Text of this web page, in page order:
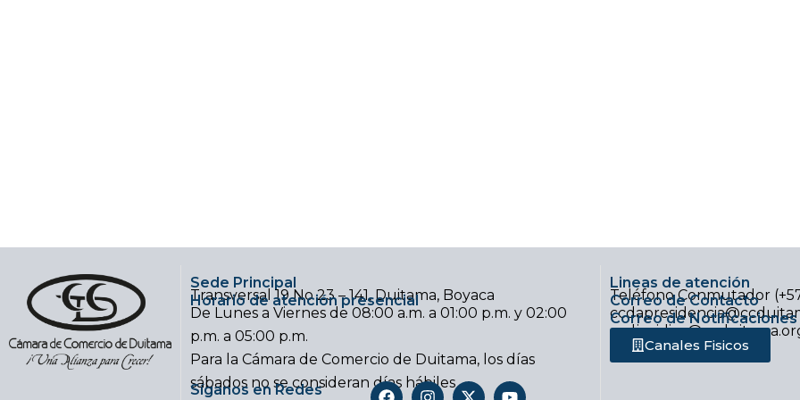
Sede Principal
Transversal 19 No 23 – 141, Duitama, Boyaca
Horario de atención presencial
De Lunes a Viernes de 08:00 a.m. a 01:00 p.m. y 02:00
p.m. a 05:00 p.m.
Para la Cámara de Comercio de Duitama, los días
sábados no se consideran días hábiles
Síganos en Redes
F
I
X
Y
Lineas de atención
Teléfono Conmutador
Correo de Contacto
Correo de Notificaciones
Canales Fisicos